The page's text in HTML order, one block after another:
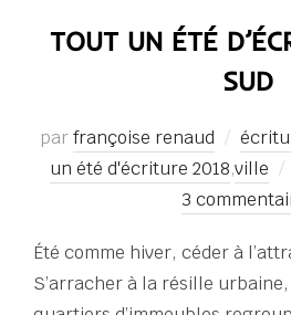
TOUT UN ÉTÉ
SUD
parfrançoise renaud
un été d'écriture 2018,ville
3
Été comme hiver, céder à
S’arracher à la résille